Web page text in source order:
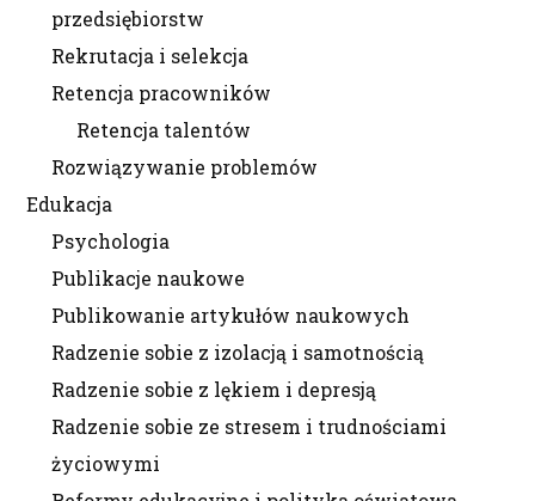
przedsiębiorstw
Rekrutacja i selekcja
Retencja pracowników
Retencja talentów
Rozwiązywanie problemów
Edukacja
Psychologia
Publikacje naukowe
Publikowanie artykułów naukowych
Radzenie sobie z izolacją i samotnością
Radzenie sobie z lękiem i depresją
Radzenie sobie ze stresem i trudnościami
życiowymi